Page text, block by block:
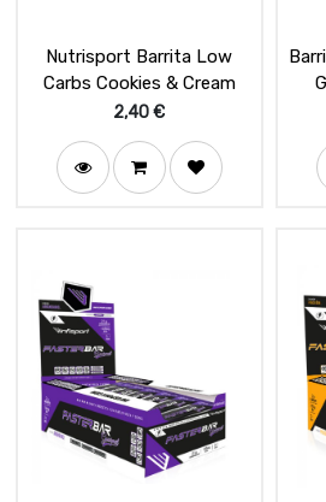
Nutrisport Barrita Low
Carbs Cookies & Cream
2,40€